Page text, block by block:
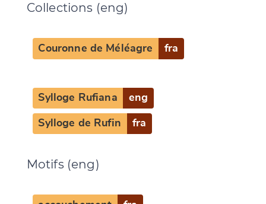
Collections (eng)
Couronne de Méléagre fra
Sylloge Rufiana eng
Sylloge de Rufin fra
Motifs (eng)